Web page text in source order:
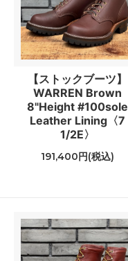
【ストックブーツ】
WARREN Brown
8"Height #100sole
Leather Lining〈7
1/2E〉
191,400円(税込)